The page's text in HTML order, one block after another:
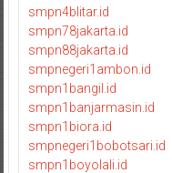
smpn4blitar.id
smpn78jakarta.id
smpn88jakarta.id
smpnegeri1ambon.id
smpn1bangil.id
smpn1banjarmasin.id
smpn1biora.id
smpnegeri1bobotsari.id
smpn1boyolali.id